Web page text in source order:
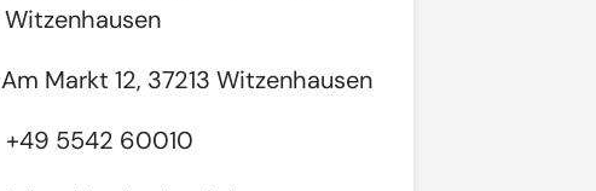
Witzenhausen
Am Markt 12, 37213 Witzenhausen
+49 5542 60010